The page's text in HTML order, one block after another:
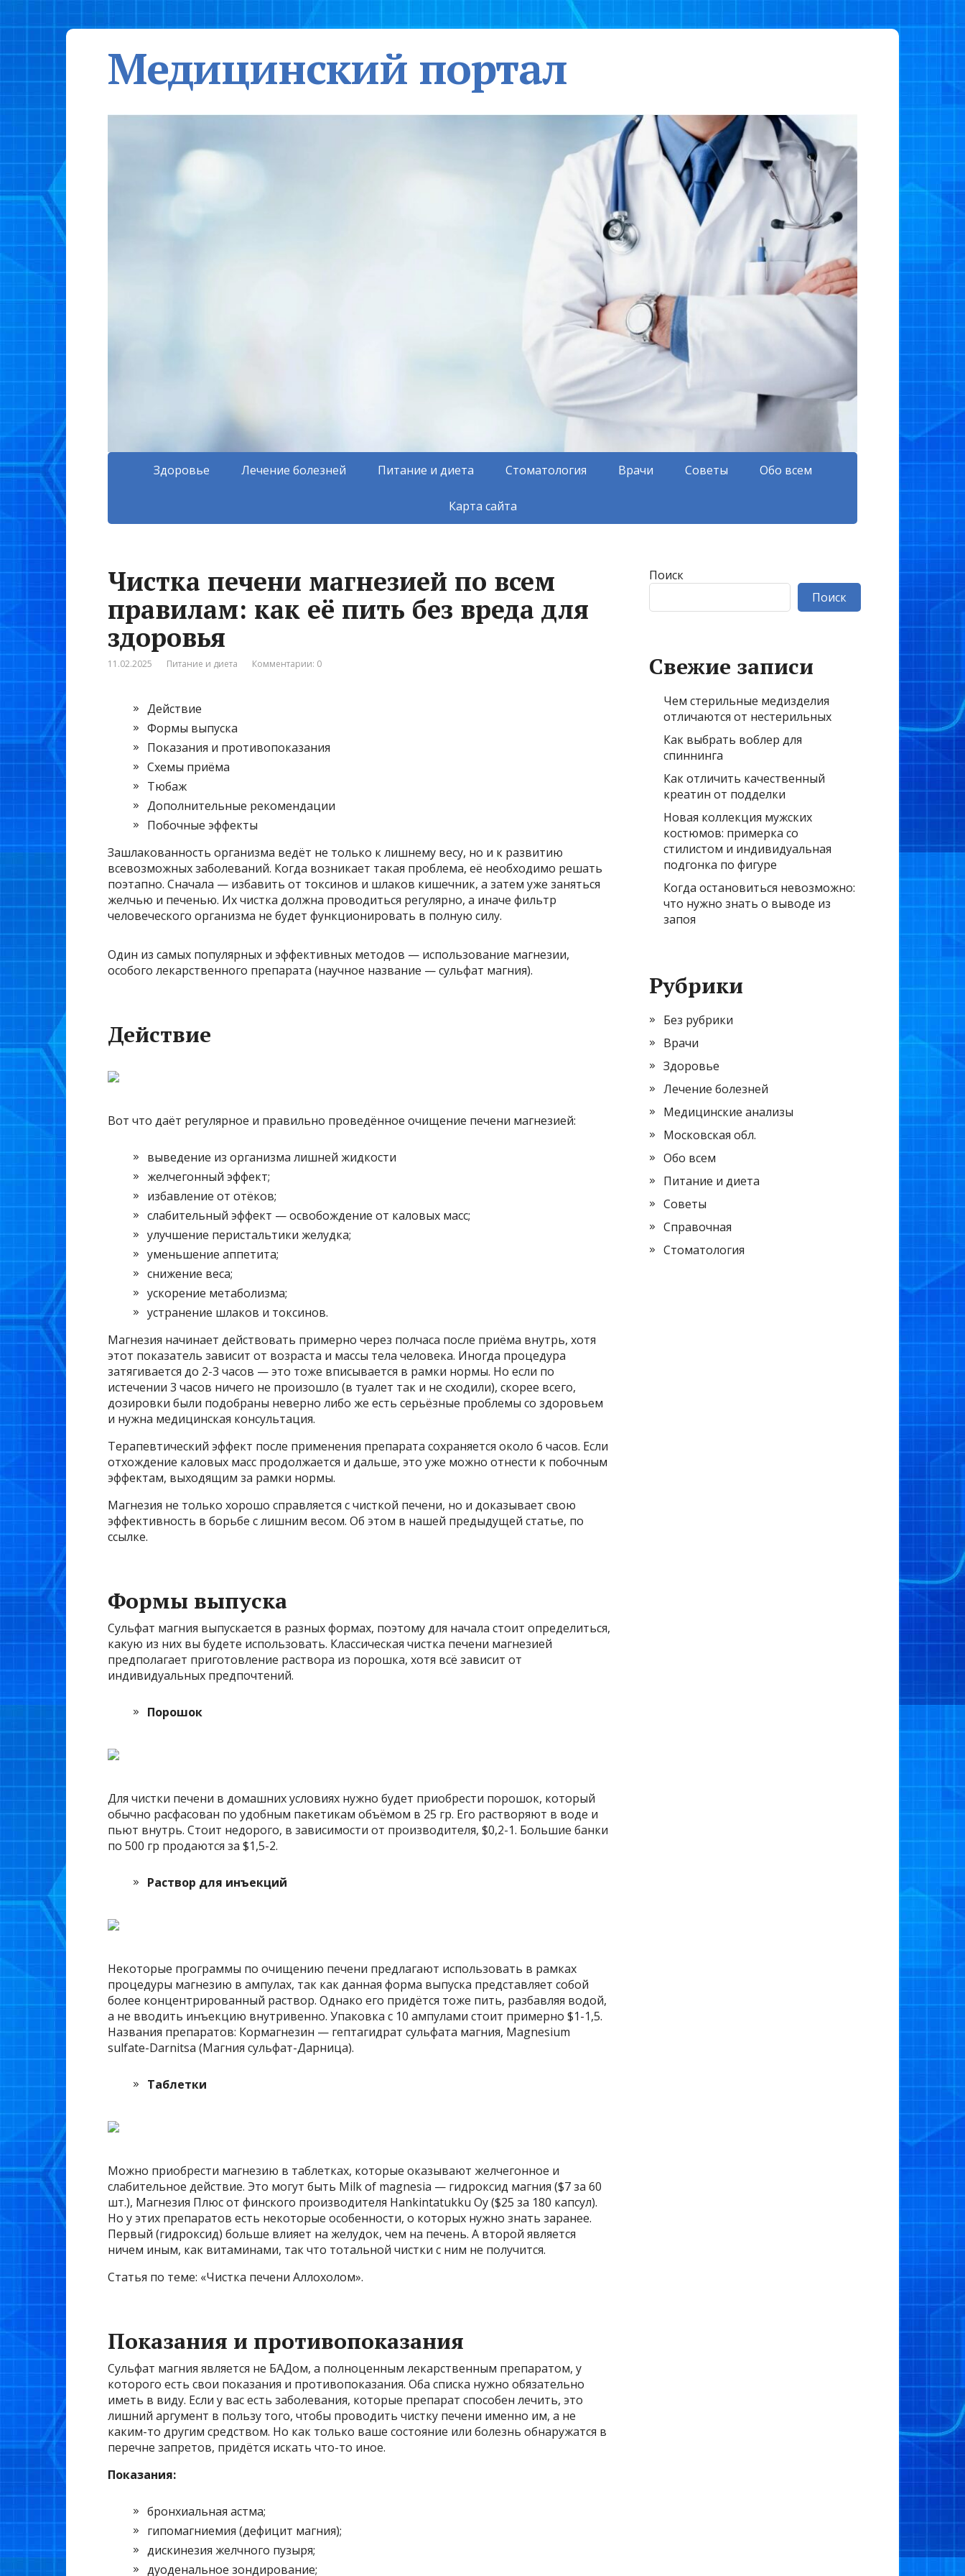
Медицинский портал
Здоровье Лечение болезней Питание и диета Стоматология Врачи Советы Обо всем
Карта сайта
Чистка печени магнезией по всем
правилам: как её пить без вреда для
здоровья
11.02.2025 Питание и диета Комментарии: 0
Действие
Формы выпуска
Показания и противопоказания
Схемы приёма
Тюбаж
Дополнительные рекомендации
Побочные эффекты
Зашлакованность организма ведёт не только к лишнему весу, но и к развитию
всевозможных заболеваний. Когда возникает такая проблема, её необходимо решать
поэтапно. Сначала — избавить от токсинов и шлаков кишечник, а затем уже заняться
желчью и печенью. Их чистка должна проводиться регулярно, а иначе фильтр
человеческого организма не будет функционировать в полную силу.
Один из самых популярных и эффективных методов — использование магнезии,
особого лекарственного препарата (научное название — сульфат магния).
Действие
Вот что даёт регулярное и правильно проведённое очищение печени магнезией:
выведение из организма лишней жидкости
желчегонный эффект;
избавление от отёков;
слабительный эффект — освобождение от каловых масс;
улучшение перистальтики желудка;
уменьшение аппетита;
снижение веса;
ускорение метаболизма;
устранение шлаков и токсинов.
Магнезия начинает действовать примерно через полчаса после приёма внутрь, хотя
этот показатель зависит от возраста и массы тела человека. Иногда процедура
затягивается до 2-3 часов — это тоже вписывается в рамки нормы. Но если по
истечении 3 часов ничего не произошло (в туалет так и не сходили), скорее всего,
дозировки были подобраны неверно либо же есть серьёзные проблемы со здоровьем
и нужна медицинская консультация.
Терапевтический эффект после применения препарата сохраняется около 6 часов. Если
отхождение каловых масс продолжается и дальше, это уже можно отнести к побочным
эффектам, выходящим за рамки нормы.
Магнезия не только хорошо справляется с чисткой печени, но и доказывает свою
эффективность в борьбе с лишним весом. Об этом в нашей предыдущей статье, по
ссылке.
Формы выпуска
Сульфат магния выпускается в разных формах, поэтому для начала стоит определиться,
какую из них вы будете использовать. Классическая чистка печени магнезией
предполагает приготовление раствора из порошка, хотя всё зависит от
индивидуальных предпочтений.
Порошок
Для чистки печени в домашних условиях нужно будет приобрести порошок, который
обычно расфасован по удобным пакетикам объёмом в 25 гр. Его растворяют в воде и
пьют внутрь. Стоит недорого, в зависимости от производителя, $0,2-1. Большие банки
по 500 гр продаются за $1,5-2.
Раствор для инъекций
Некоторые программы по очищению печени предлагают использовать в рамках
процедуры магнезию в ампулах, так как данная форма выпуска представляет собой
более концентрированный раствор. Однако его придётся тоже пить, разбавляя водой,
а не вводить инъекцию внутривенно. Упаковка с 10 ампулами стоит примерно $1-1,5.
Названия препаратов: Кормагнезин — гептагидрат сульфата магния, Magnesium
sulfate-Darnitsa (Магния сульфат-Дарница).
Таблетки
Можно приобрести магнезию в таблетках, которые оказывают желчегонное и
слабительное действие. Это могут быть Milk of magnesia — гидроксид магния ($7 за 60
шт.), Магнезия Плюс от финского производителя Hankintatukku Oy ($25 за 180 капсул).
Но у этих препаратов есть некоторые особенности, о которых нужно знать заранее.
Первый (гидроксид) больше влияет на желудок, чем на печень. А второй является
ничем иным, как витаминами, так что тотальной чистки с ним не получится.
Статья по теме: «Чистка печени Аллохолом».
Показания и противопоказания
Сульфат магния является не БАДом, а полноценным лекарственным препаратом, у
которого есть свои показания и противопоказания. Оба списка нужно обязательно
иметь в виду. Если у вас есть заболевания, которые препарат способен лечить, это
лишний аргумент в пользу того, чтобы проводить чистку печени именно им, а не
каким-то другим средством. Но как только ваше состояние или болезнь обнаружатся в
перечне запретов, придётся искать что-то иное.
Показания:
бронхиальная астма;
гипомагниемия (дефицит магния);
дискинезия желчного пузыря;
дуоденальное зондирование;
Поиск
Поиск
Свежие записи
Чем стерильные медизделия
отличаются от нестерильных
Как выбрать воблер для
спиннинга
Как отличить качественный
креатин от подделки
Новая коллекция мужских
костюмов: примерка со
стилистом и индивидуальная
подгонка по фигуре
Когда остановиться невозможно:
что нужно знать о выводе из
запоя
Рубрики
Без рубрики
Врачи
Здоровье
Лечение болезней
Медицинские анализы
Московская обл.
Обо всем
Питание и диета
Советы
Справочная
Стоматология